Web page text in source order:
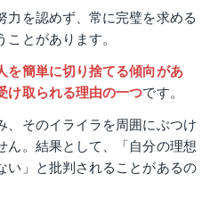
力を認めず、常に完璧を求める
とがあります。
を簡単に切り捨てる傾向があ
け取られる理由の一つです。
、そのイライラを周囲にぶつけ
ん。結果として、「自分の理想
い」と批判されることがあるの